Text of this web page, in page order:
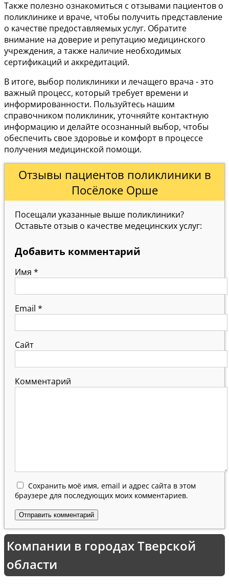
Также полезно ознакомиться с отзывами пациентов о
поликлинике и враче, чтобы получить представление
о качестве предоставляемых услуг. Обратите
внимание на доверие и репутацию медицинского
учреждения, а также наличие необходимых
сертификаций и аккредитаций.
В итоге, выбор поликлиники и лечащего врача - это
важный процесс, который требует времени и
информированности. Пользуйтесь нашим
справочником поликлиник, уточняйте контактную
информацию и делайте осознанный выбор, чтобы
обеспечить свое здоровье и комфорт в процессе
получения медицинской помощи.
Отзывы пациентов поликлиники в
Посёлоке Орше
Посещали указанные выше поликлиники?
Оставьте отзыв о качестве медецинских услуг:
Добавить комментарий
Имя *
Email *
Сайт
Комментарий
Сохранить моё имя, email и адрес сайта в этом
браузере для последующих моих комментариев.
Компании в городах Тверской
области